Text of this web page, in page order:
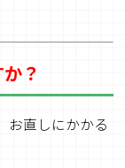
？
お直しにかかる